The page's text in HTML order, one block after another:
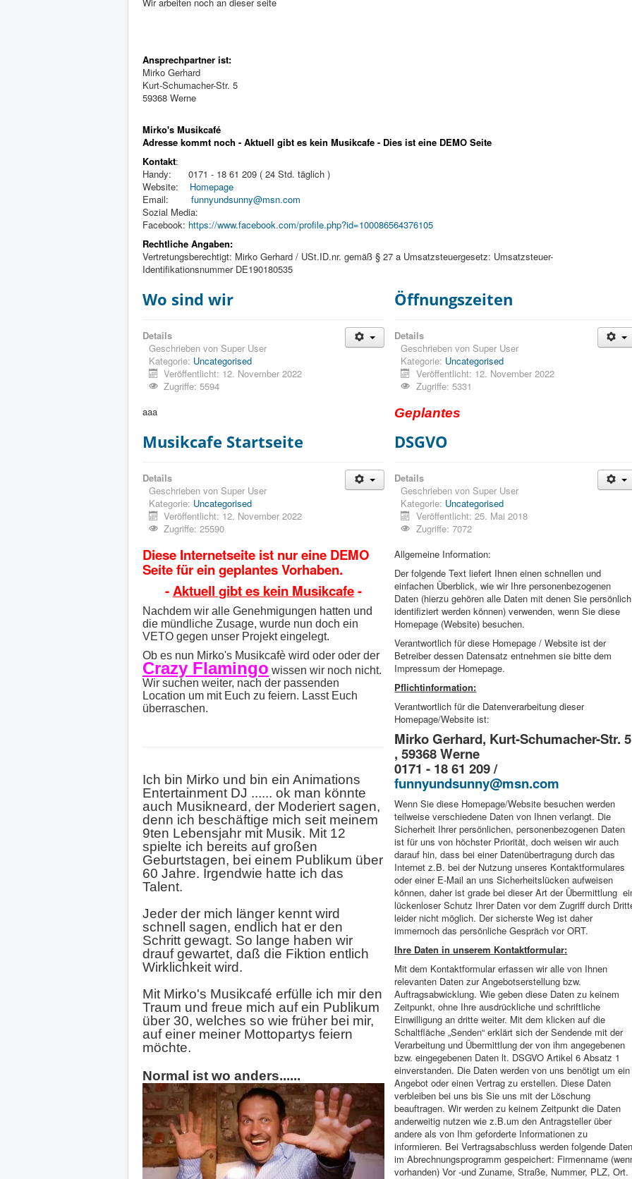
Ansprechpartner ist:
Mirko Gerhard
Kurt-Schumacher-Str. 5
59368 Werne
Mirko's Musikcafé
Adresse kommt noch - Aktuell gibt es kein Musikcafe - Dies ist eine DEMO Seite
Kontakt:
Handy: 0171 - 18 61 209 ( 24 Std. täglich )
Website: Homepage
Email: funnyundsunny@msn.com
Sozial Media:
Facebook: https://www.facebook.com/profile.php?id=100086564376105
Rechtliche Angaben:
Vertretungsberechtigt: Mirko Gerhard / USt.ID.nr. gemäß § 27 a Umsatzsteuergesetz: Umsatzsteuer-
Identifikationsnummer DE190180535
Wo sind wir
Details
Geschrieben von Super User
Kategorie: Uncategorised
Veröffentlicht: 12. November 2022
Zugriffe: 5594
aaa
Öffnungszeiten
Details
Geschrieben vonSuper User
Kategorie: Uncategorised
Veröffentlicht: 12. November 2022
Zugriffe: 5331
Geplantes
Musikcafe Startseite
Details
Geschrieben von Super User
Kategorie: Uncategorised
Veröffentlicht: 12. November 2022
Zugriffe: 25590
Diese Internetseite ist nur eine DEMO
Seite für ein geplantes Vorhaben.
-Aktuell gibt es kein Musikcafe-
Nachdem wir alle Genehmigungen hatten und
die mündliche Zusage, wurde nun doch ein
VETO gegen unser Projekt eingelegt.
Ob es nun Mirko's Musikcafè wird oder oder der
Crazy Flamingo wissen wir noch nicht.
Wir suchen weiter, nach der passenden
Location um mit Euch zu feiern. Lasst Euch
überraschen.
Ich bin Mirko und bin ein Animations
Entertainment DJ ...... ok man könnte
auch Musikneard, der Moderiert sagen,
denn ich beschäftige mich seit meinem
9ten Lebensjahr mit Musik. Mit 12
spielte ich bereits auf großen
Geburtstagen, bei einem Publikum über
60 Jahre. Irgendwie hatte ich das
Talent.
Jeder der mich länger kennt wird
schnell sagen, endlich hat er den
Schritt gewagt. So lange haben wir
drauf gewartet, daß die Fiktion entlich
Wirklichkeit wird.
Mit Mirko's Musikcafé erfülle ich mir den
Traum und freue mich auf ein Publikum
über 30, welches so wie früher bei mir,
auf einer meiner Mottopartys feiern
möchte.
Normal ist wo anders......
DSGVO
Details
Geschrieben vonSuper User
Kategorie: Uncategorised
Veröffentlicht: 25. Mai 2018
Zugriffe: 7072
Allgemeine Information:
Der folgende Text liefert Ihnen einen schnellen und
einfachen Überblick, wie wir Ihre personenbezogenen
Daten (hierzu gehören alle Daten mit denen Sie persönlich
identifiziert werden können) verwenden, wenn Sie diese
Homepage (Website) besuchen.
Verantwortlich für diese Homepage / Website ist der
Betreiber dessen Datensatz entnehmen sie bitte dem
Impressum der Homepage.
Pflichtinformation:
Verantwortlich für die Datenverarbeitung dieser
Homepage/Website ist:
Mirko Gerhard, Kurt-Schumacher-Str. 5
, 59368 Werne
0171 - 18 61 209 /
funnyundsunny@msn.com
Wenn Sie diese Homepage/Website besuchen werden
teilweise verschiedene Daten von Ihnen verlangt. Die
Sicherheit Ihrer persönlichen, personenbezogenen Daten
ist für uns von höchster Priorität, doch weisen wir auch
darauf hin, dass bei einer Datenübertragung durch das
Internet z.B. bei der Nutzung unseres Kontaktformulares
oder einer E-Mail an uns Sicherheitslücken aufweisen
können, daher ist grade bei dieser Art der Übermittlung
lückenloser Schutz Ihrer Daten vor dem Zugriff durch
leider nicht möglich. Der sicherste Weg ist daher
immernoch das persönliche Gespräch vor ORT.
Ihre Daten in unserem Kontaktformular:
Mit dem Kontaktformular erfassen wir alle von Ihnen
relevanten Daten zur Angebotserstellung bzw.
Auftragsabwicklung. Wie geben diese Daten zu keinem
Zeitpunkt, ohne Ihre ausdrückliche und schriftliche
Einwilligung an dritte weiter. Mit dem klicken auf die
Schaltfläche „Senden“ erklärt sich der Sendende mit der
Verarbeitung und Übermittlung der von ihm angegebenen
bzw. eingegebenen Daten lt. DSGVO Artikel 6 Absatz 1
einverstanden. Die Daten werden von uns benötigt um ein
Angebot oder einen Vertrag zu erstellen. Diese Daten
verbleiben bei uns bis Sie uns mit der Löschung
beauftragen. Wir werden zu keinem Zeitpunkt die Daten
anderweitig nutzen wie z.B.um den Antragsteller über
andere als von Ihm geforderte Informationen zu
informieren. Bei Vertragsabschluss werden folgende
im Abrechnungsprogramm gespeichert: Firmenname
vorhanden) Vor -und Zuname, Straße, Nummer, PLZ, Ort.